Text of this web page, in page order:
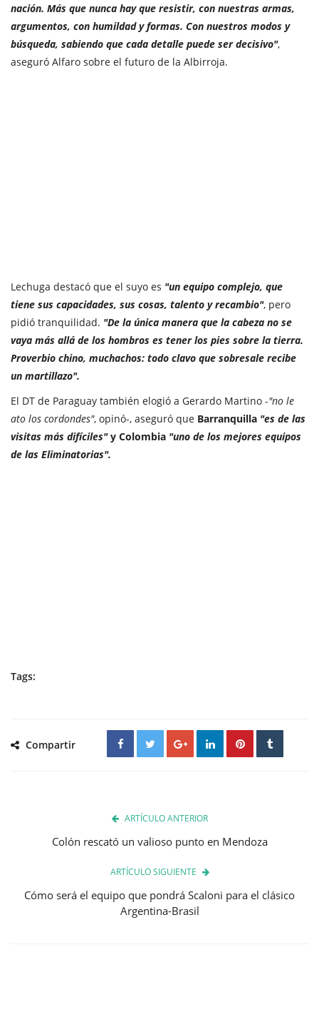
nación. Más que nunca hay que resistir, con nuestras armas,
argumentos, con humildad y formas. Con nuestros modos y
búsqueda, sabiendo que cada detalle puede ser decisivo",
aseguró Alfaro sobre el futuro de la Albirroja.
Lechuga destacó que el suyo es "un equipo complejo, que
tiene sus capacidades, sus cosas, talento y recambio", pero
pidió tranquilidad. "De la única manera que la cabeza no se
vaya más allá de los hombros es tener los pies sobre la tierra.
Proverbio chino, muchachos: todo clavo que sobresale recibe
un martillazo".
El DT de Paraguay también elogió a Gerardo Martino -"no le
ato los cordondes", opinó-, aseguró que Barranquilla "es de las
visitas más difíciles"y Colombia "uno de los mejores equipos
de las Eliminatorias".
Tags:
Compartir
ARTÍCULO ANTERIOR
Colón rescató un valioso punto en Mendoza
ARTÍCULO SIGUIENTE
Cómo será el equipo que pondrá Scaloni para el clásico
Argentina-Brasil